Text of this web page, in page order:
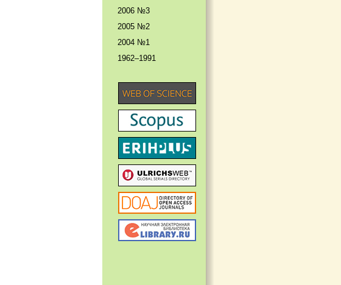
2006 №3
2005 №2
2004 №1
1962–1991